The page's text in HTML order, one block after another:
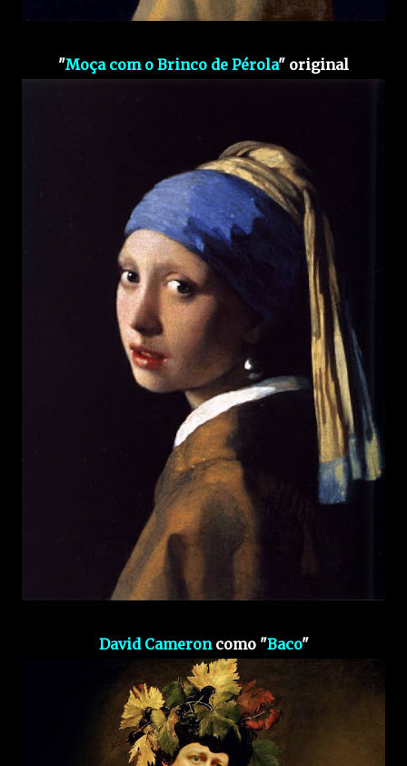
"Moça com o Brinco de Pérola" original
David Cameroncomo "Baco"